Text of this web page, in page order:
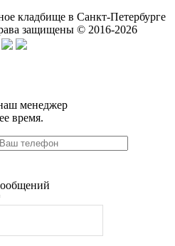
кладбище в Санкт-Петербурге
защищены © 2016-2026
менеджер
время.